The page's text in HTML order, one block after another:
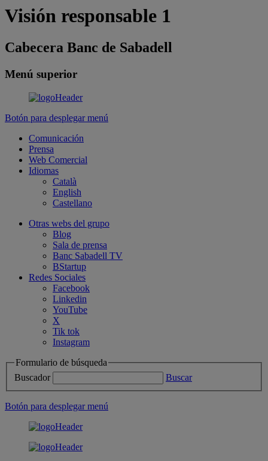
Visión responsable 1
Cabecera Banc de Sabadell
Menú superior
Botón para desplegar menú
Comunicación
Prensa
Web Comercial
Idiomas
Català
English
Castellano
Otras webs del grupo
Blog
Sala de prensa
Banc Sabadell TV
BStartup
Redes Sociales
Facebook
Linkedin
YouTube
X
Tik tok
Instagram
Formulario de búsqueda
Buscador
Buscar
Botón para desplegar menú